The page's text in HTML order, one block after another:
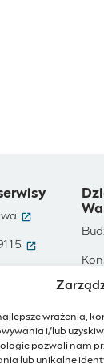
wrażenia,
i/lub
pozwoli nam
lub unikalne
(otwiera się w
(otwiera się
rzeczy (otwiera